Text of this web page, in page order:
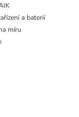
a baterií
míru